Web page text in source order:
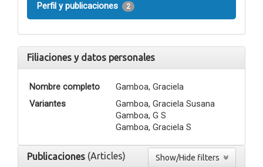
Perfil y publicaciones 2
Filiaciones y datos personales
Nombre completo
Gamboa, Graciela
Variantes
Gamboa, Graciela Susana
Gamboa, G S
Gamboa, Graciela S
Publicaciones (Articles)